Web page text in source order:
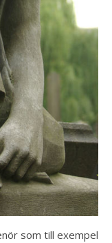
som till exempel